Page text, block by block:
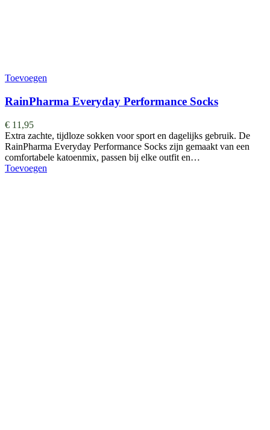
Toevoegen
RainPharma Everyday Performance Socks
€ 11,95
Extra zachte, tijdloze sokken voor sport en dagelijks gebruik. De
RainPharma Everyday Performance Socks zijn gemaakt van een
comfortabele katoenmix, passen bij elke outfit en…
Toevoegen